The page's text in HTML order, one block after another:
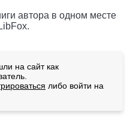
автора в одном месте
на сайт как
либо войти на